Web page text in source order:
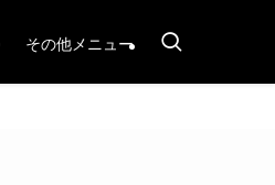
その他メニュー